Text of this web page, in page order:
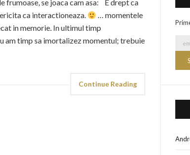
frumoase, se joaca cam asa: E drept ca
ca interactioneaza.
… momentele
in memorie. In ultimul timp
am timp sa imortalizez momentul; trebuie
Continue Reading